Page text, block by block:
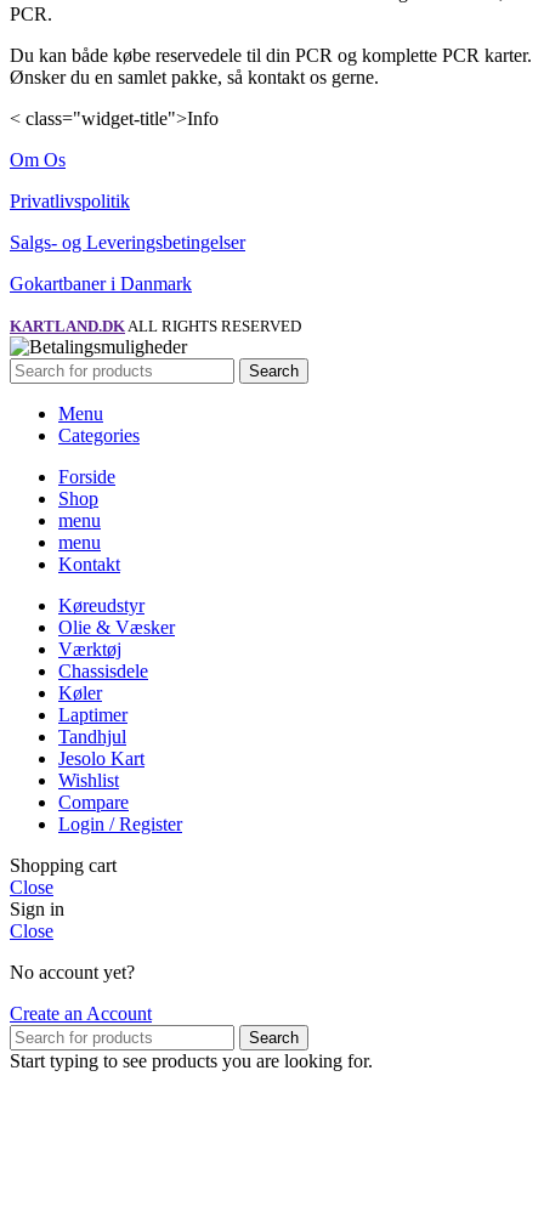
PCR.
Du kan både købe reservedele til din PCR og komplette PCR karter.
Ønsker du en samlet pakke, så kontakt os gerne.
< class="widget-title">Info
Om Os
Privatlivspolitik
Salgs- og Leveringsbetingelser
Gokartbaner i Danmark
KARTLAND.DKALL RIGHTS RESERVED
Search
Menu
Categories
Forside
Shop
menu
menu
Kontakt
Køreudstyr
Olie & Væsker
Værktøj
Chassisdele
Køler
Laptimer
Tandhjul
Jesolo Kart
Wishlist
Compare
Login / Register
Shopping cart
Close
Sign in
Close
No account yet?
Create an Account
Search
Start typing to see products you are looking for.